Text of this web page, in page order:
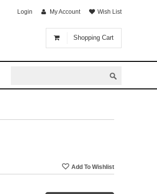
Shopping Cart
Login My Account Wish List